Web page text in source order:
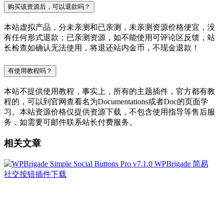
购买该资源后，可以退款吗？
本站虚拟产品，分未亲测和已亲测，未亲测资源价格便宜，没
有任何形式退款；已亲测资源，如不能使用可评论区反馈，站
长检查如确认无法使用，将退还站内金币，不现金退款！
有使用教程吗？
本站不提供使用教程，事实上，所有的主题插件，官方都有教
程的，可以到官网查看名为Documentations或者Doc的页面学
习。本站资源价格仅提供资源下载，不包含使用指导等售后服
务，如需要可邮件联系站长付费服务。
相关文章